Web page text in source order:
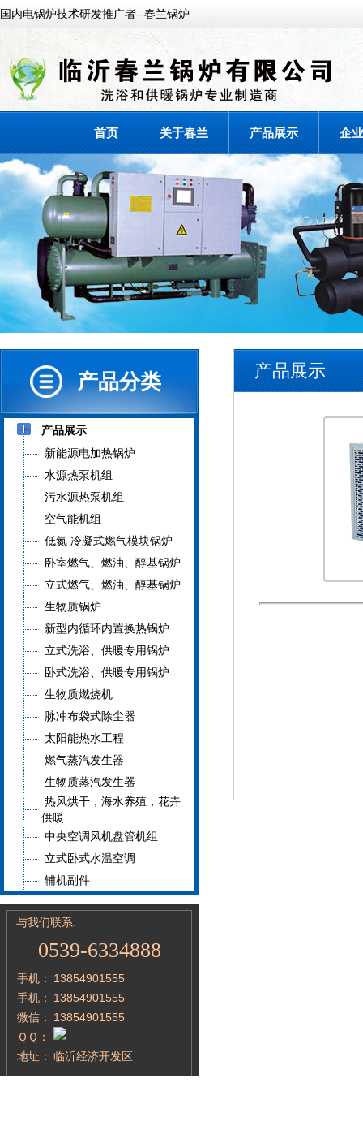
国内电锅炉技术研发推广者--春兰锅炉
首页 关于春兰 产品展示 企
产品分类
产品展示
新能源电加热锅炉
水源热泵机组
污水源热泵机组
空气能机组
低氮 冷凝式燃气模块锅炉
卧室燃气、燃油、醇基锅炉
立式燃气、燃油、醇基锅炉
生物质锅炉
新型内循环内置换热锅炉
立式洗浴、供暖专用锅炉
卧式洗浴、供暖专用锅炉
生物质燃烧机
脉冲布袋式除尘器
太阳能热水工程
燃气蒸汽发生器
生物质蒸汽发生器
热风烘干，海水养殖，花卉
供暖
中央空调风机盘管机组
立式卧式水温空调
辅机副件
与我们联系:
0539-6334888
手机：
13854901555
手机：
13854901555
微信：
13854901555
ＱＱ：
地址： 临沂经济开发区
产品展示